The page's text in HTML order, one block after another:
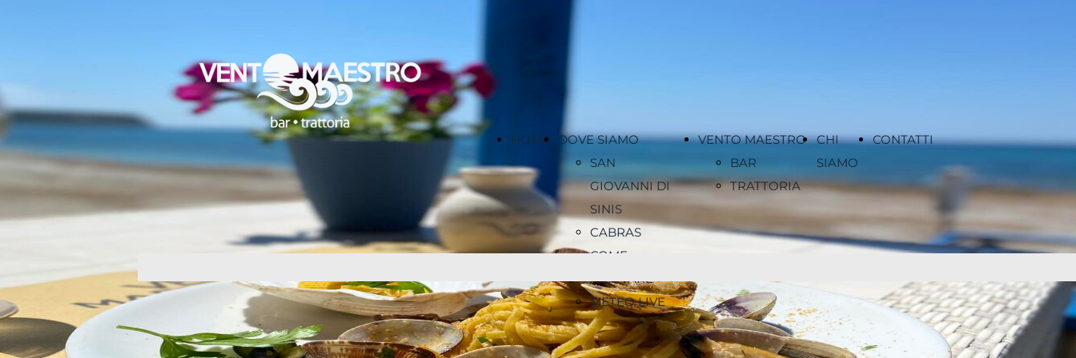
HOME
DOVE SIAMO
SAN
GIOVANNI DI
SINIS
CABRAS
COME
ARRIVARE
METEO LIVE
VENTO MAESTRO
BAR
TRATTORIA
CHI
SIAMO
CONTATTI